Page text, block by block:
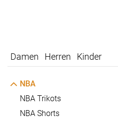
Damen Herren Kinder
NBA
NBA Trikots
NBA Shorts